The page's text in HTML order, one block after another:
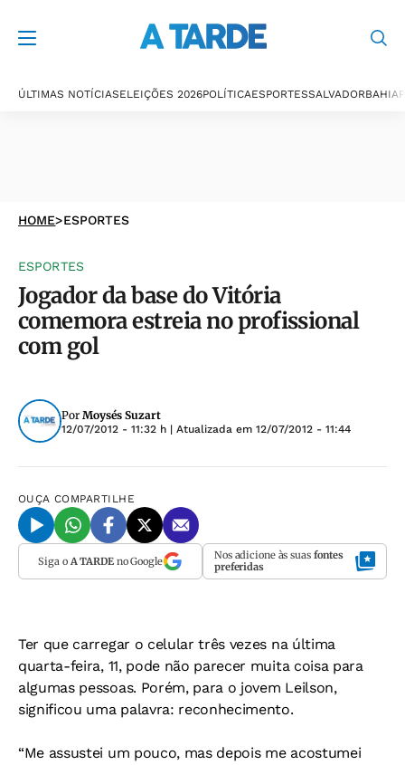
ÚLTIMAS NOTÍCIASELEIÇÕES 2026POLÍTICAESPORTESSALVADORBAHIA
HOME>ESPORTES
ESPORTES
Jogador da base do Vitória
comemora estreia no profissional
com gol
Por Moysés Suzart
12/07/2012 - 11:32 h | Atualizada em 12/07/2012 - 11:44
OUÇA COMPARTILHE
Siga o A TARDEno Google Nos adicione às suas fontes
preferidas
Ter que carregar o celular três vezes na última
quarta-feira, 11, pode não parecer muita coisa para
algumas pessoas. Porém, para o jovem Leilson,
significou uma palavra: reconhecimento.
“Me assustei um pouco, mas depois me acostumei